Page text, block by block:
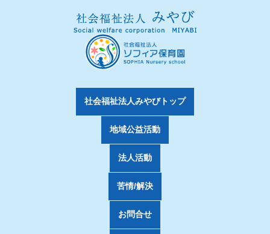
社会福祉法人みやびトップ
地域公益活動
法人活動
苦情/解決
お問合せ